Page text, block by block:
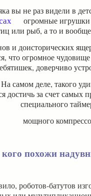
вы не раз видели в
огромные игрушки
или рыб, а то и
и доисторических
что огромное
доверчиво
самом деле, такого
достичь за счет самых
специального
мощного
похожи
роботов-батутов